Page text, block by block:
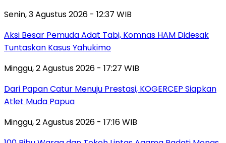
Senin, 3 Agustus 2026 - 12:37 WIB
Aksi Besar Pemuda Adat Tabi, Komnas HAM Didesak
Tuntaskan Kasus Yahukimo
Minggu, 2 Agustus 2026 - 17:27 WIB
Dari Papan Catur Menuju Prestasi, KOGERCEP Siapkan
Atlet Muda Papua
Minggu, 2 Agustus 2026 - 17:16 WIB